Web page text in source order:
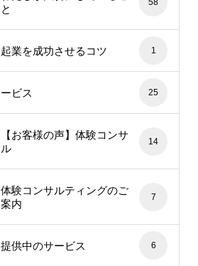
と
58
起業を成功させるコツ 1
ビス 25
【お客様の声】体験コンサ
ル
14
体験コンサルティングのご
案内
7
提供中のサービス 6